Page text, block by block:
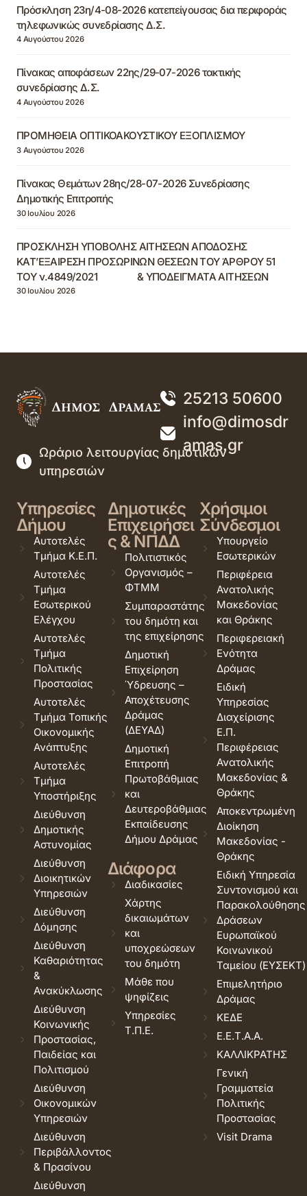
Πρόσκληση 23η/4-08-2026 κατεπείγουσας δια περιφοράς
τηλεφωνικώς συνεδρίασης Δ.Σ.
4 Αυγούστου 2026
Πίνακας αποφάσεων 22ης/29-07-2026 τακτικής
συνεδρίασης Δ.Σ.
4 Αυγούστου 2026
ΠΡΟΜΗΘΕΙΑ ΟΠΤΙΚΟΑΚΟΥΣΤΙΚΟΥ ΕΞΟΠΛΙΣΜΟΥ
3 Αυγούστου 2026
Πίνακας Θεμάτων 28ης/28-07-2026 Συνεδρίασης
Δημοτικής Επιτροπής
30 Ιουλίου 2026
ΠΡΟΣΚΛΗΣΗ ΥΠΟΒΟΛΗΣ ΑΙΤΗΣΕΩΝ ΑΠΟΔΟΣΗΣ
ΚΑΤ’ΕΞΑΙΡΕΣΗ ΠΡΟΣΩΡΙΝΩΝ ΘΕΣΕΩΝ ΤΟΥ ΆΡΘΡΟΥ 51
ΤΟΥ ν.4849/2021 & ΥΠΟΔΕΙΓΜΑΤΑ ΑΙΤΗΣΕΩΝ
30 Ιουλίου 2026
25213 50600
info@dimosdr
amas.gr
Ωράριο λειτουργίας δημοτικών
υπηρεσιών
Υπηρεσίες
Δήμου
Αυτοτελές
Τμήμα Κ.Ε.Π.
Αυτοτελές
Τμήμα
Εσωτερικού
Ελέγχου
Αυτοτελές
Τμήμα
Πολιτικής
Προστασίας
Αυτοτελές
Τμήμα Τοπικής
Οικονομικής
Ανάπτυξης
Αυτοτελές
Τμήμα
Υποστήριξης
Διεύθυνση
Δημοτικής
Αστυνομίας
Διεύθυνση
Διοικητικών
Υπηρεσιών
Διεύθυνση
Δόμησης
Διεύθυνση
Καθαριότητας
&
Ανακύκλωσης
Διεύθυνση
Κοινωνικής
Προστασίας,
Παιδείας και
Πολιτισμού
Διεύθυνση
Οικονομικών
Υπηρεσιών
Διεύθυνση
Περιβάλλοντος
& Πρασίνου
Διεύθυνση
Δημοτικές
Επιχειρήσει
ς & ΝΠΔΔ
Πολιτιστικός
Οργανισμός –
ΦΤΜΜ
Συμπαραστάτης
του δημότη και
της επιχείρησης
Δημοτική
Επιχείρηση
Ύδρευσης –
Αποχέτευσης
Δράμας
(ΔΕΥΑΔ)
Δημοτική
Επιτροπή
Πρωτοβάθμιας
και
Δευτεροβάθμιας
Εκπαίδευσης
Δήμου Δράμας
Διάφορα
Διαδικασίες
Χάρτης
δικαιωμάτων
και
υποχρεώσεων
του δημότη
Μάθε που
ψηφίζεις
Υπηρεσίες
Τ.Π.Ε.
Χρήσιμοι
Σύνδεσμοι
Υπουργείο
Εσωτερικών
Περιφέρεια
Ανατολικής
Μακεδονίας
και Θράκης
Περιφερειακή
Ενότητα
Δράμας
Ειδική
Υπηρεσίας
Διαχείρισης
Ε.Π.
Περιφέρειας
Ανατολικής
Μακεδονίας &
Θράκης
Αποκεντρωμένη
Διοίκηση
Μακεδονίας -
Θράκης
Ειδική Υπηρεσία
Συντονισμού και
Παρακολούθησης
Δράσεων
Ευρωπαϊκού
Κοινωνικού
Ταμείου (ΕΥΣΕΚΤ)
Επιμελητήριο
Δράμας
ΚΕΔΕ
Ε.Ε.Τ.Α.Α.
ΚΑΛΛΙΚΡΑΤΗΣ
Γενική
Γραμματεία
Πολιτικής
Προστασίας
Visit Drama